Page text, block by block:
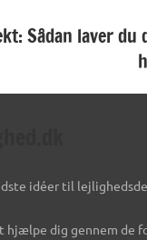
Sådan laver du
idéer til
hjælpe dig gennem de